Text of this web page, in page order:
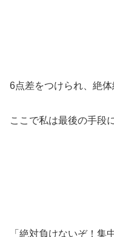
6点差をつけられ、絶体
ここで私は最後の手段
「絶対負けないぞ！集